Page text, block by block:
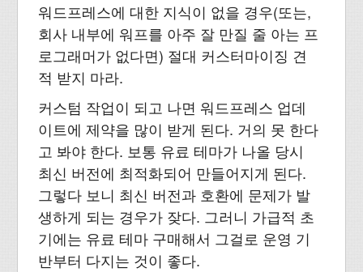
워드프레스에 대한 지식이 없을 경우(또는,
회사 내부에 워프를 아주 잘 만질 줄 아는 프
로그래머가 없다면) 절대 커스터마이징 견
적 받지 마라.
커스텀 작업이 되고 나면 워드프레스 업데
이트에 제약을 많이 받게 된다. 거의 못 한다
고 봐야 한다. 보통 유료 테마가 나올 당시
최신 버전에 최적화되어 만들어지게 된다.
그렇다 보니 최신 버전과 호환에 문제가 발
생하게 되는 경우가 잦다. 그러니 가급적 초
기에는 유료 테마 구매해서 그걸로 운영 기
반부터 다지는 것이 좋다.